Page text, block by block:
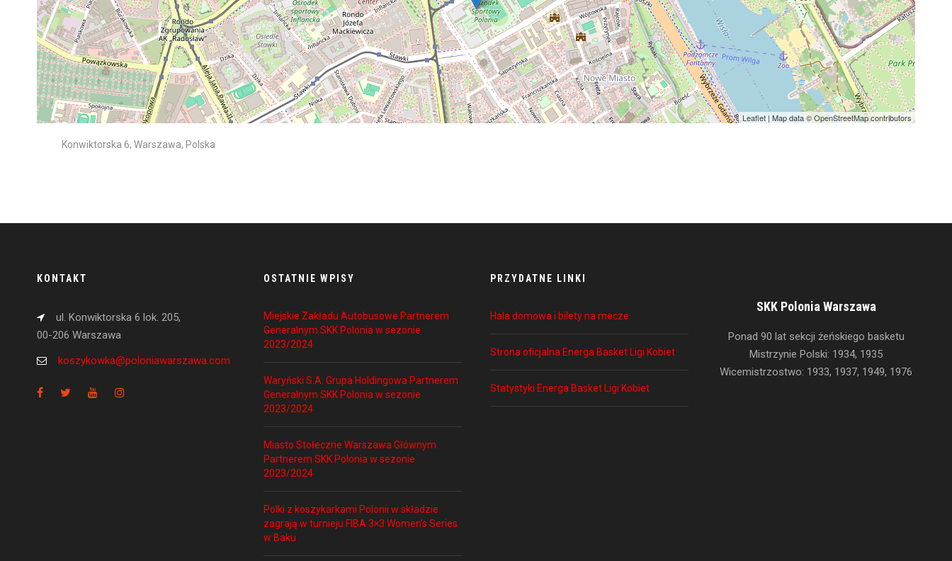
Leaflet | Map data ©OpenStreetMapcontributors
Konwiktorska 6, Warszawa, Polska
KONTAKT
ul. Konwiktorska 6 lok. 205,
00-206 Warszawa
koszykowka@poloniawarszawa.com
OSTATNIE WPISY
Miejskie Zakładu Autobusowe Partnerem
Generalnym SKK Polonia w sezonie
2023/2024
Waryński S.A. Grupa Holdingowa Partnerem
Generalnym SKK Polonia w sezonie
2023/2024
Miasto Stołeczne Warszawa Głównym
Partnerem SKK Polonia w sezonie
2023/2024
Polki z koszykarkami Polonii w składzie
zagrają w turnieju FIBA 3×3 Women’s Series
w Baku
PRZYDATNE LINKI
Hala domowa i bilety na mecze
Strona oficjalna Energa Basket Ligi Kobiet
Statystyki Energa Basket Ligi Kobiet
SKK Polonia Warszawa
Ponad 90 lat sekcji żeńskiego basketu
Mistrzynie Polski: 1934, 1935
Wicemistrzostwo: 1933, 1937, 1949, 1976